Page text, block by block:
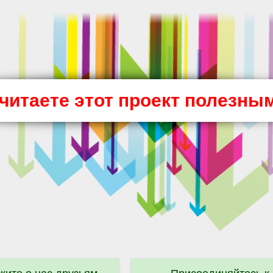
этот проект